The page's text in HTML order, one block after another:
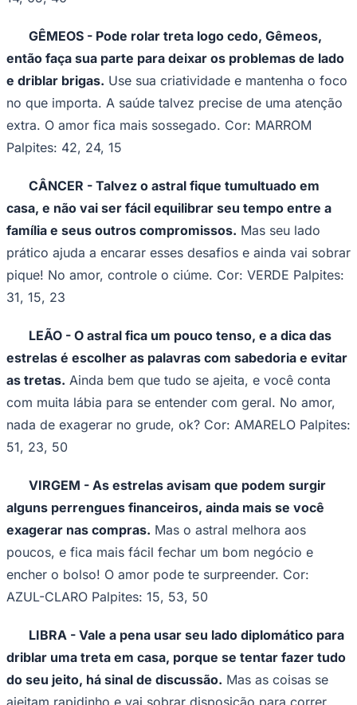
Juventude
ÁRIES - Junte forças com colegas,
amigos e familiares, pois agir em equipe
será a melhor maneira de conseguir o que
Mas pode ter que lidar com
cobranças e críticas, mas não leve para o
lado pessoal. No amor, aposte na
sensualidade. Cor: AZUL Palpites: 34, 52,
43
TOURO - Redobre a sua, bote logo as mãos na
massa e não se distraia com qualquer coisa, bebê!
os astros avisam que o exagero traz consequências,
inclusive na saúde: cuide melhor do seu corpo. O amor
promete momentos interessantes. Cor: LILÁS Palpites:
14, 05, 40
GÊMEOS - Pode rolar treta logo cedo, Gêmeos,
então faça sua parte para deixar os problemas de lado
e driblar brigas.
Use sua criatividade e mantenha o foco
no que importa. A saúde talvez precise de uma atenção
extra. O amor fica mais sossegado. Cor: MARROM
Palpites: 42, 24, 15
CÂNCER - Talvez o astral fique tumultuado em
casa, e não vai ser fácil equilibrar seu tempo entre a
família e seus outros compromissos.
Mas seu lado
prático ajuda a encarar esses desafios e ainda vai sobrar
pique! No amor, controle o ciúme. Cor: VERDE Palpites:
31, 15, 23